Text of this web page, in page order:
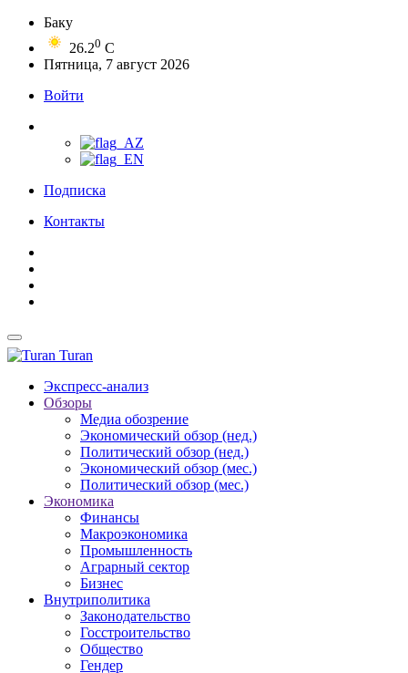
Баку
26.20 C
Пятница, 7 август 2026
Войти
Подписка
Контакты
Turan
Экспресс-анализ
Обзоры
Медиа обозрение
Экономический обзор (нед.)
Политический обзор (нед.)
Экономический обзор (мес.)
Политический обзор (мес.)
Экономика
Финансы
Макроэкономика
Промышленность
Аграрный сектор
Бизнес
Внутриполитика
Законодательство
Госстроительство
Общество
Гендер